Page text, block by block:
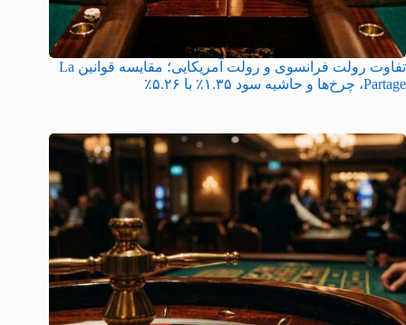
تفاوت رولت فرانسوی و رولت آمریکایی؛ مقایسه قوانین La
Partage، چرخ‌ها و حاشیه سود ۱.۳۵٪ با ۵.۲۶٪